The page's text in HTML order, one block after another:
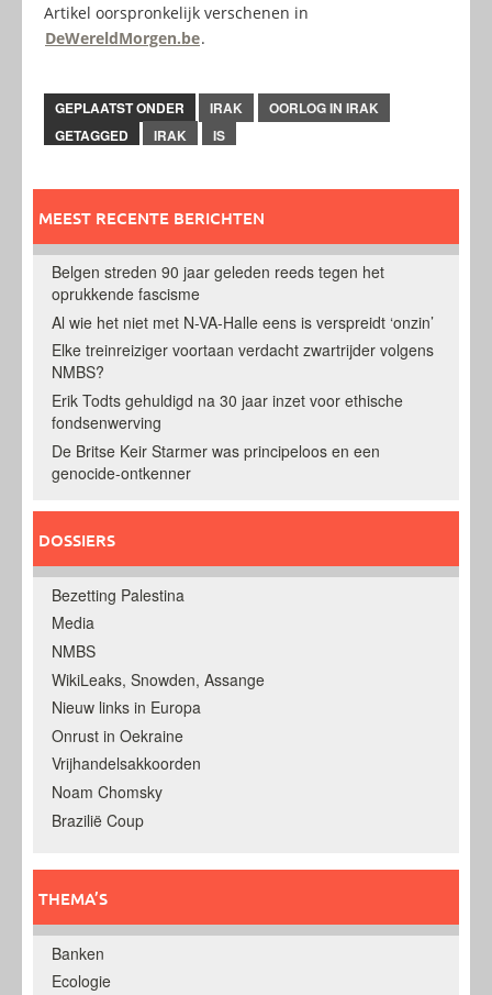
Artikel oorspronkelijk verschenen in
DeWereldMorgen.be.
GEPLAATST ONDER IRAK
OORLOG IN IRAK
GETAGGED
IRAK IS
MEEST RECENTE BERICHTEN
Belgen streden 90 jaar geleden reeds tegen het
oprukkende fascisme
Al wie het niet met N-VA-Halle eens is verspreidt ‘onzin’
Elke treinreiziger voortaan verdacht zwartrijder volgens
NMBS?
Erik Todts gehuldigd na 30 jaar inzet voor ethische
fondsenwerving
De Britse Keir Starmer was principeloos en een
genocide-ontkenner
DOSSIERS
Bezetting Palestina
Media
NMBS
WikiLeaks, Snowden, Assange
Nieuw links in Europa
Onrust in Oekraine
Vrijhandelsakkoorden
Noam Chomsky
Brazilië Coup
THEMA’S
Banken
Ecologie